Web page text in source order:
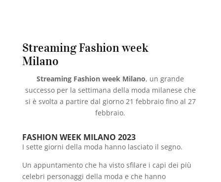
Streaming Fashion week
Milano
Streaming Fashion week Milano, un grande
successo per la settimana della moda milanese che
si è svolta a partire dal giorno 21 febbraio fino al 27
febbraio.
FASHION WEEK MILANO 2023
I sette giorni della moda hanno lasciato il segno.
Un appuntamento che ha visto sfilare i capi dei più
celebri personaggi della moda e che hanno